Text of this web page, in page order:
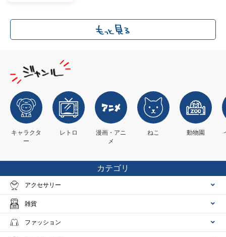
キャラクタ
ー
レトロ
漫画・アニ
メ
ねこ 動物園
カテゴリ
アクセサリー
雑貨
ファッション